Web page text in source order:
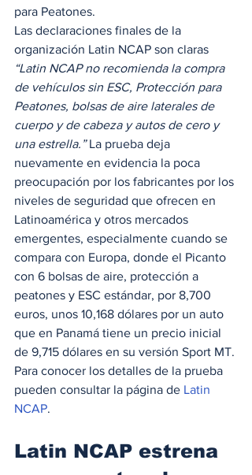
para Peatones.
Las declaraciones finales de la
organización Latin NCAP son claras
“Latin NCAP no recomienda la compra
de vehículos sin ESC, Protección para
Peatones, bolsas de aire laterales de
cuerpo y de cabeza y autos de cero y
una estrella.” La prueba deja
nuevamente en evidencia la poca
preocupación por los fabricantes por los
niveles de seguridad que ofrecen en
Latinoamérica y otros mercados
emergentes, especialmente cuando se
compara con Europa, donde el Picanto
con 6 bolsas de aire, protección a
peatones y ESC estándar, por 8,700
euros, unos 10,168 dólares por un auto
que en Panamá tiene un precio inicial
de 9,715 dólares en su versión Sport MT.
Para conocer los detalles de la prueba
pueden consultar la página de Latin
NCAP.
Latin NCAP estrena